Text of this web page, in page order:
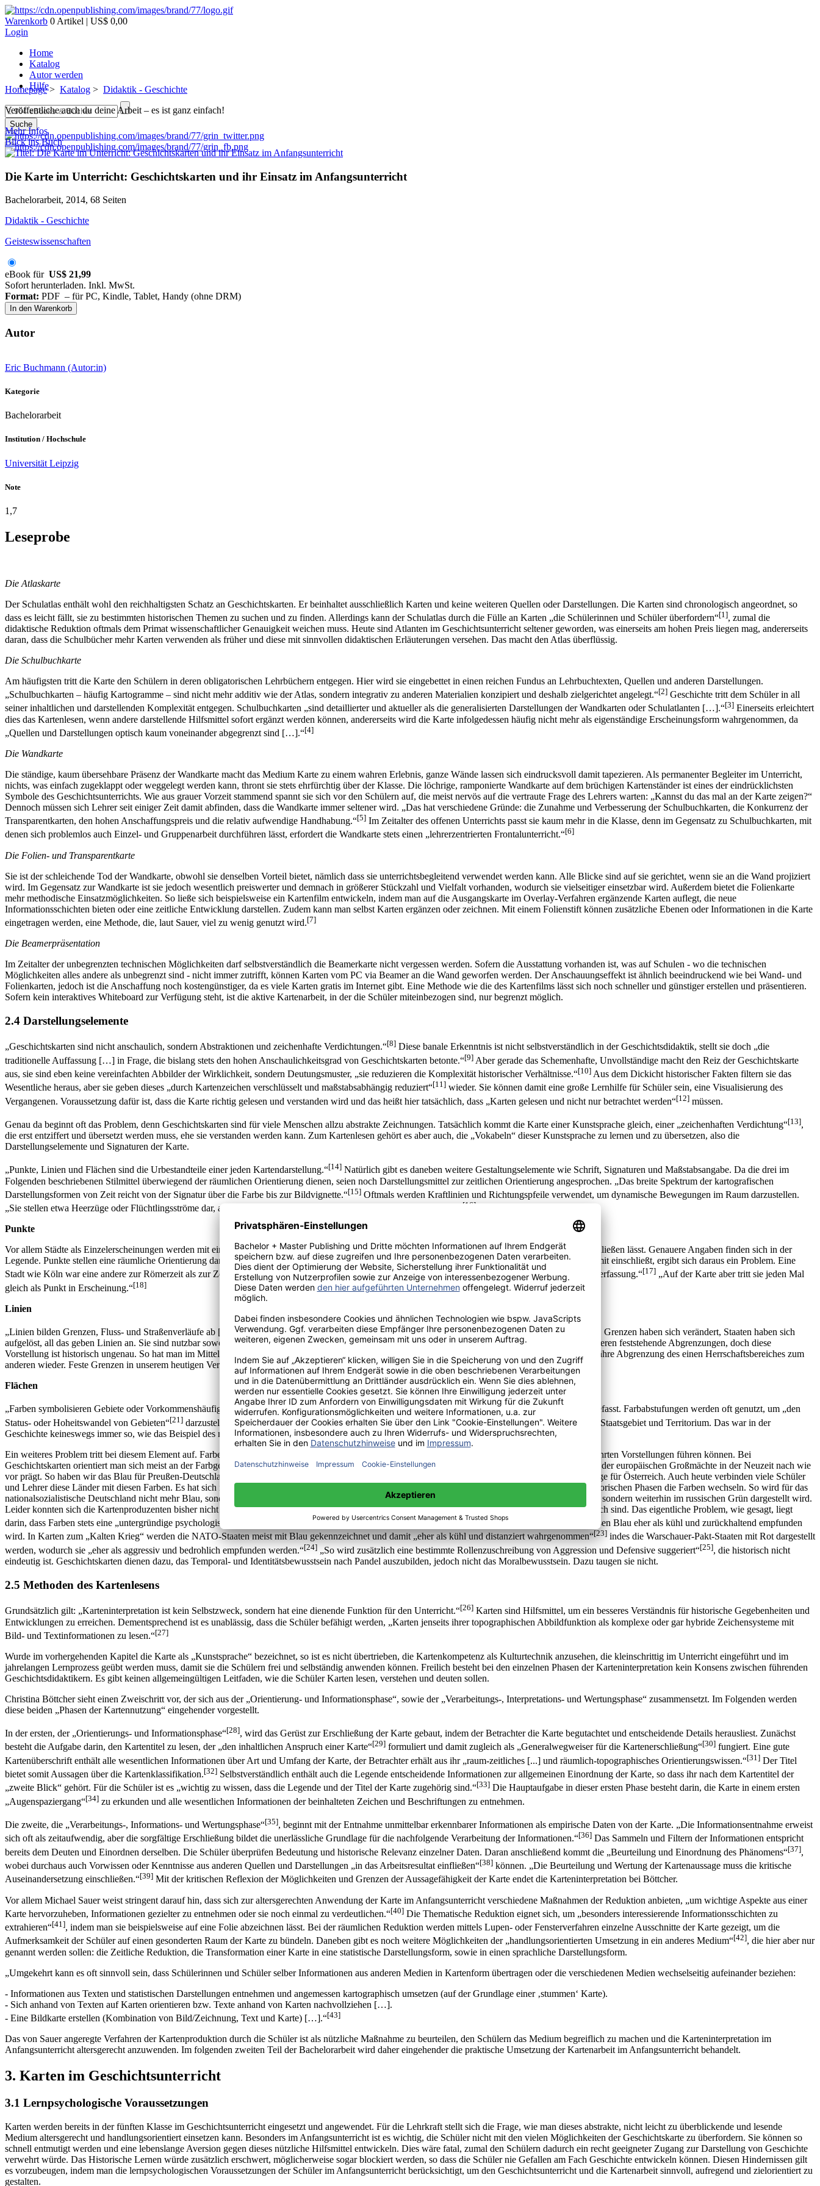
Warenkorb 0 Artikel | US$ 0,00
Login
Home
Katalog
Autor werden
Hilfe
Suche
Homepage> Katalog > Didaktik - Geschichte
Veröffentliche auch du deine Arbeit – es ist ganz einfach!
Mehr Infos
Blick ins Buch
Die Karte im Unterricht: Geschichtskarten und ihr Einsatz im Anfangsunterricht
Bachelorarbeit, 2014, 68 Seiten
Didaktik - Geschichte
Geisteswissenschaften
eBook für US$ 21,99
Sofort herunterladen. Inkl. MwSt.
Format: PDF – für PC, Kindle, Tablet, Handy (ohne DRM)
In den Warenkorb
Autor
Eric Buchmann (Autor:in)
Kategorie
Bachelorarbeit
Institution / Hochschule
Universität Leipzig
Note
1,7
Leseprobe
Die Atlaskarte
Der Schulatlas enthält wohl den reichhaltigsten Schatz an Geschichtskarten. Er beinhaltet ausschließlich Karten und keine weiteren Quellen oder Darstellungen. Die Karten sind chronologisch angeordnet, so
dass es leicht fällt, sie zu bestimmten historischen Themen zu suchen und zu finden. Allerdings kann der Schulatlas durch die Fülle an Karten „die Schülerinnen und Schüler überfordern“[1], zumal die
didaktische Reduktion oftmals dem Primat wissenschaftlicher Genauigkeit weichen muss. Heute sind Atlanten im Geschichtsunterricht seltener geworden, was einerseits am hohen Preis liegen mag, andererseits
daran, dass die Schulbücher mehr Karten verwenden als früher und diese mit sinnvollen didaktischen Erläuterungen versehen. Das macht den Atlas überflüssig.
Die Schulbuchkarte
Am häufigsten tritt die Karte den Schülern in deren obligatorischen Lehrbüchern entgegen. Hier wird sie eingebettet in einen reichen Fundus an Lehrbuchtexten, Quellen und anderen Darstellungen.
„Schulbuchkarten – häufig Kartogramme – sind nicht mehr additiv wie der Atlas, sondern integrativ zu anderen Materialien konzipiert und deshalb zielgerichtet angelegt.“[2] Geschichte tritt dem Schüler in all
seiner inhaltlichen und darstellenden Komplexität entgegen. Schulbuchkarten „sind detaillierter und aktueller als die generalisierten Darstellungen der Wandkarten oder Schulatlanten […].“[3] Einerseits erleichtert
dies das Kartenlesen, wenn andere darstellende Hilfsmittel sofort ergänzt werden können, andererseits wird die Karte infolgedessen häufig nicht mehr als eigenständige Erscheinungsform wahrgenommen, da
„Quellen und Darstellungen optisch kaum voneinander abgegrenzt sind […].“[4]
Die Wandkarte
Die ständige, kaum übersehbare Präsenz der Wandkarte macht das Medium Karte zu einem wahren Erlebnis, ganze Wände lassen sich eindrucksvoll damit tapezieren. Als permanenter Begleiter im Unterricht,
nichts, was einfach zugeklappt oder weggelegt werden kann, thront sie stets ehrfürchtig über der Klasse. Die löchrige, ramponierte Wandkarte auf dem brüchigen Kartenständer ist eines der eindrücklichsten
Symbole des Geschichtsunterrichts. Wie aus grauer Vorzeit stammend spannt sie sich vor den Schülern auf, die meist nervös auf die vertraute Frage des Lehrers warten: „Kannst du das mal an der Karte zeigen?“
Dennoch müssen sich Lehrer seit einiger Zeit damit abfinden, dass die Wandkarte immer seltener wird. „Das hat verschiedene Gründe: die Zunahme und Verbesserung der Schulbuchkarten, die Konkurrenz der
Transparentkarten, den hohen Anschaffungspreis und die relativ aufwendige Handhabung.“[5] Im Zeitalter des offenen Unterrichts passt sie kaum mehr in die Klasse, denn im Gegensatz zu Schulbuchkarten, mit
denen sich problemlos auch Einzel- und Gruppenarbeit durchführen lässt, erfordert die Wandkarte stets einen „lehrerzentrierten Frontalunterricht.“[6]
Die Folien- und Transparentkarte
Sie ist der schleichende Tod der Wandkarte, obwohl sie denselben Vorteil bietet, nämlich dass sie unterrichtsbegleitend verwendet werden kann. Alle Blicke sind auf sie gerichtet, wenn sie an die Wand projiziert
wird. Im Gegensatz zur Wandkarte ist sie jedoch wesentlich preiswerter und demnach in größerer Stückzahl und Vielfalt vorhanden, wodurch sie vielseitiger einsetzbar wird. Außerdem bietet die Folienkarte
mehr methodische Einsatzmöglichkeiten. So ließe sich beispielsweise ein Kartenfilm entwickeln, indem man auf die Ausgangskarte im Overlay-Verfahren ergänzende Karten auflegt, die neue
Informationsschichten bieten oder eine zeitliche Entwicklung darstellen. Zudem kann man selbst Karten ergänzen oder zeichnen. Mit einem Folienstift können zusätzliche Ebenen oder Informationen in die Karte
eingetragen werden, eine Methode, die, laut Sauer, viel zu wenig genutzt wird.[7]
Die Beamerpräsentation
Im Zeitalter der unbegrenzten technischen Möglichkeiten darf selbstverständlich die Beamerkarte nicht vergessen werden. Sofern die Ausstattung vorhanden ist, was auf Schulen - wo die technischen
Möglichkeiten alles andere als unbegrenzt sind - nicht immer zutrifft, können Karten vom PC via Beamer an die Wand geworfen werden. Der Anschauungseffekt ist ähnlich beeindruckend wie bei Wand- und
Folienkarten, jedoch ist die Anschaffung noch kostengünstiger, da es viele Karten gratis im Internet gibt. Eine Methode wie die des Kartenfilms lässt sich noch schneller und günstiger erstellen und präsentieren.
Sofern kein interaktives Whiteboard zur Verfügung steht, ist die aktive Kartenarbeit, in der die Schüler miteinbezogen sind, nur begrenzt möglich.
2.4 Darstellungselemente
„Geschichtskarten sind nicht anschaulich, sondern Abstraktionen und zeichenhafte Verdichtungen.“[8] Diese banale Erkenntnis ist nicht selbstverständlich in der Geschichtsdidaktik, stellt sie doch „die
traditionelle Auffassung […] in Frage, die bislang stets den hohen Anschaulichkeitsgrad von Geschichtskarten betonte.“[9] Aber gerade das Schemenhafte, Unvollständige macht den Reiz der Geschichtskarte
aus, sie sind eben keine vereinfachten Abbilder der Wirklichkeit, sondern Deutungsmuster, „sie reduzieren die Komplexität historischer Verhältnisse.“[10] Aus dem Dickicht historischer Fakten filtern sie das
Wesentliche heraus, aber sie geben dieses „durch Kartenzeichen verschlüsselt und maßstabsabhängig reduziert“[11] wieder. Sie können damit eine große Lernhilfe für Schüler sein, eine Visualisierung des
Vergangenen. Voraussetzung dafür ist, dass die Karte richtig gelesen und verstanden wird und das heißt hier tatsächlich, dass „Karten gelesen und nicht nur betrachtet werden“[12] müssen.
Genau da beginnt oft das Problem, denn Geschichtskarten sind für viele Menschen allzu abstrakte Zeichnungen. Tatsächlich kommt die Karte einer Kunstsprache gleich, einer „zeichenhaften Verdichtung“[13],
die erst entziffert und übersetzt werden muss, ehe sie verstanden werden kann. Zum Kartenlesen gehört es aber auch, die „Vokabeln“ dieser Kunstsprache zu lernen und zu übersetzen, also die
Darstellungselemente und Signaturen der Karte.
„Punkte, Linien und Flächen sind die Urbestandteile einer jeden Kartendarstellung.“[14] Natürlich gibt es daneben weitere Gestaltungselemente wie Schrift, Signaturen und Maßstabsangabe. Da die drei im
Folgenden beschriebenen Stilmittel überwiegend der räumlichen Orientierung dienen, seien noch Darstellungsmittel zur zeitlichen Orientierung angesprochen. „Das breite Spektrum der kartografischen
Darstellungsformen von Zeit reicht von der Signatur über die Farbe bis zur Bildvignette.“[15] Oftmals werden Kraftlinien und Richtungspfeile verwendet, um dynamische Bewegungen im Raum darzustellen.
„Sie stellen etwa Heerzüge oder Flüchtlingsströme dar, aber auch Einflüsse, also Bewegungen im übertragenen Sinne.“ [16]
Punkte
Vor allem Städte als Einzelerscheinungen werden mit einem Punkt dargestellt, wobei die Größe des Punktes meist Rückschlüsse auf die Einwohnerzahl schließen lässt. Genauere Angaben finden sich in der
Legende. Punkte stellen eine räumliche Orientierung dar, sie geben an, welche Stadt wo liegt. Für den Geschichtsunterricht, der die zeitliche Entwicklung mit einschließt, ergibt sich daraus ein Problem. Eine
Stadt wie Köln war eine andere zur Römerzeit als zur Zeit des Mittelalters oder der Industrialisierung „in Bezug auf Ausdehnung, Bevölkerungszahl und Verfassung.“[17] „Auf der Karte aber tritt sie jeden Mal
gleich als Punkt in Erscheinung.“[18]
Linien
„Linien bilden Grenzen, Fluss- und Straßenverläufe ab […].“[19]Anders als Punkte können sie schon eindeutiger historische Entwicklungen nachzeichnen. Grenzen haben sich verändert, Staaten haben sich
aufgelöst, all das geben Linien an. Sie sind nutzbar sowohl für die zeitliche wie räumliche Orientierung. Aber auch hier ist Vorsicht geboten: Linien suggerieren feststehende Abgrenzungen, doch diese
Vorstellung ist historisch ungenau. So hat man im Mittelalter nicht mit feststehenden Grenzen zutun. In Karten des Mittelalters geben Linien eher die ungefähre Abgrenzung des einen Herrschaftsbereiches zum
anderen wieder. Feste Grenzen in unserem heutigen Verständnis waren das nicht.
Flächen
„Farben symbolisieren Gebiete oder Vorkommenshäufigkeiten.“[20]Da Flächen meist farbig gestaltet sind, werden Flächen und Farben hier identisch aufgefasst. Farbabstufungen werden oft genutzt, um „den
Status- oder Hoheitswandel von Gebieten“[21] darzustellen. Doch auch hier ergibt sich das Problem, dass Flächen suggerieren, es gebe ein klar umrissenes Staatsgebiet und Territorium. Das war in der
Geschichte keineswegs immer so, wie das Beispiel des mittelalterlichen Personenverbandsstaates zeigt.
Ein weiteres Problem tritt bei diesem Element auf. Farben lösen stets bewusst oder unbewusst Emotionen aus, die bei der Betrachtung einer Karte zu verkehrten Vorstellungen führen können. Bei
Geschichtskarten orientiert man sich meist an der Farbgebung des Putzgers, eines alten, heute nicht mehr gebräuchlichen Schulatlas, der die Farbgestaltung der europäischen Großmächte in der Neuzeit nach wie
vor prägt. So haben wir das Blau für Preußen-Deutschland, Lila für Frankreich, Grün für Russland und Ocker für England, nicht zu verwechseln mit Orange für Österreich. Auch heute verbinden viele Schüler
und Lehrer diese Länder mit diesen Farben. Es hat sich in unsere Gedächtniskarten, unsere „Mental Maps“, eingebrannt. Natürlich können in manchen historischen Phasen die Farben wechseln. So wird für das
nationalsozialistische Deutschland nicht mehr Blau, sondern das charakteristische Braun verwendet, währenddessen die Sowjetunion aber keineswegs Rot, sondern weiterhin im russischen Grün dargestellt wird.
Leider konnten sich die Kartenproduzenten bisher nicht auf eine einheitliche Farbgebung einigen, so dass farbliche Unterschiede von Karte zu Karte möglich sind. Das eigentliche Problem, wie gesagt, liegt
darin, dass Farben stets eine „untergründige psychologische Wirkung“
ausüben. Meist wird Rot als warm, aber aggressiv wahrgenommen, währenddessen Blau eher als kühl und zurückhaltend empfunden
wird. In Karten zum „Kalten Krieg“ werden die NATO-Staaten meist mit Blau gekennzeichnet und damit „eher als kühl und distanziert wahrgenommen“[23] indes die Warschauer-Pakt-Staaten mit Rot dargestellt
werden, wodurch sie „eher als aggressiv und bedrohlich empfunden werden.“[24] „So wird zusätzlich eine bestimmte Rollenzuschreibung von Aggression und Defensive suggeriert“[25], die historisch nicht
eindeutig ist. Geschichtskarten dienen dazu, das Temporal- und Identitätsbewusstsein nach Pandel auszubilden, jedoch nicht das Moralbewusstsein. Dazu taugen sie nicht.
2.5 Methoden des Kartenlesens
Grundsätzlich gilt: „Karteninterpretation ist kein Selbstzweck, sondern hat eine dienende Funktion für den Unterricht.“[26] Karten sind Hilfsmittel, um ein besseres Verständnis für historische Gegebenheiten und
Entwicklungen zu erreichen. Dementsprechend ist es unablässig, dass die Schüler befähigt werden, „Karten jenseits ihrer topographischen Abbildfunktion als komplexe oder gar hybride Zeichensysteme mit
Bild- und Textinformationen zu lesen.“[27]
Wurde im vorhergehenden Kapitel die Karte als „Kunstsprache“ bezeichnet, so ist es nicht übertrieben, die Kartenkompetenz als Kulturtechnik anzusehen, die kleinschrittig im Unterricht eingeführt und im
jahrelangen Lernprozess geübt werden muss, damit sie die Schülern frei und selbständig anwenden können. Freilich besteht bei den einzelnen Phasen der Karteninterpretation kein Konsens zwischen führenden
Geschichtsdidaktikern. Es gibt keinen allgemeingültigen Leitfaden, wie die Schüler Karten lesen, verstehen und deuten sollen.
Christina Böttcher sieht einen Zweischritt vor, der sich aus der „Orientierung- und Informationsphase“, sowie der „Verarbeitungs-, Interpretations- und Wertungsphase“ zusammensetzt. Im Folgenden werden
diese beiden „Phasen der Kartennutzung“ eingehender vorgestellt.
In der ersten, der „Orientierungs- und Informationsphase“[28], wird das Gerüst zur Erschließung der Karte gebaut, indem der Betrachter die Karte begutachtet und entscheidende Details herausliest. Zunächst
besteht die Aufgabe darin, den Kartentitel zu lesen, der „den inhaltlichen Anspruch einer Karte“[29] formuliert und damit zugleich als „Generalwegweiser für die Kartenerschließung“[30] fungiert. Eine gute
Kartenüberschrift enthält alle wesentlichen Informationen über Art und Umfang der Karte, der Betrachter erhält aus ihr „raum-zeitliches [...] und räumlich-topographisches Orientierungswissen.“[31] Der Titel
bietet somit Aussagen über die Kartenklassifikation.[32] Selbstverständlich enthält auch die Legende entscheidende Informationen zur allgemeinen Einordnung der Karte, so dass ihr nach dem Kartentitel der
„zweite Blick“ gehört. Für die Schüler ist es „wichtig zu wissen, dass die Legende und der Titel der Karte zugehörig sind.“[33] Die Hauptaufgabe in dieser ersten Phase besteht darin, die Karte in einem ersten
„Augenspaziergang“[34] zu erkunden und alle wesentlichen Informationen der beinhalteten Zeichen und Beschriftungen zu entnehmen.
Die zweite, die „Verarbeitungs-, Informations- und Wertungsphase“[35], beginnt mit der Entnahme unmittelbar erkennbarer Informationen als empirische Daten von der Karte. „Die Informationsentnahme erweist
sich oft als zeitaufwendig, aber die sorgfältige Erschließung bildet die unerlässliche Grundlage für die nachfolgende Verarbeitung der Informationen.“[36] Das Sammeln und Filtern der Informationen entspricht
bereits dem Deuten und Einordnen derselben. Die Schüler überprüfen Bedeutung und historische Relevanz einzelner Daten. Daran anschließend kommt die „Beurteilung und Einordnung des Phänomens“[37],
wobei durchaus auch Vorwissen oder Kenntnisse aus anderen Quellen und Darstellungen „in das Arbeitsresultat einfließen“[38] können. „Die Beurteilung und Wertung der Kartenaussage muss die kritische
Auseinandersetzung einschließen.“[39] Mit der kritischen Reflexion der Möglichkeiten und Grenzen der Aussagefähigkeit der Karte endet die Karteninterpretation bei Böttcher.
Vor allem Michael Sauer weist stringent darauf hin, dass sich zur altersgerechten Anwendung der Karte im Anfangsunterricht verschiedene Maßnahmen der Reduktion anbieten, „um wichtige Aspekte aus einer
Karte hervorzuheben, Informationen gezielter zu entnehmen oder sie noch einmal zu verdeutlichen.“[40] Die Thematische Reduktion eignet sich, um „besonders interessierende Informationsschichten zu
extrahieren“[41], indem man sie beispielsweise auf eine Folie abzeichnen lässt. Bei der räumlichen Reduktion werden mittels Lupen- oder Fensterverfahren einzelne Ausschnitte der Karte gezeigt, um die
Aufmerksamkeit der Schüler auf einen gesonderten Raum der Karte zu bündeln. Daneben gibt es noch weitere Möglichkeiten der „handlungsorientierten Umsetzung in ein anderes Medium“[42], die hier aber nur
genannt werden sollen: die Zeitliche Reduktion, die Transformation einer Karte in eine statistische Darstellungsform, sowie in einen sprachliche Darstellungsform.
„Umgekehrt kann es oft sinnvoll sein, dass Schülerinnen und Schüler selber Informationen aus anderen Medien in Kartenform übertragen oder die verschiedenen Medien wechselseitig aufeinander beziehen:
- Informationen aus Texten und statistischen Darstellungen entnehmen und angemessen kartographisch umsetzen (auf der Grundlage einer ‚stummen‘ Karte).
- Sich anhand von Texten auf Karten orientieren bzw. Texte anhand von Karten nachvollziehen […].
- Eine Bildkarte erstellen (Kombination von Bild/Zeichnung, Text und Karte) […].“[43]
Das von Sauer angeregte Verfahren der Kartenproduktion durch die Schüler ist als nützliche Maßnahme zu beurteilen, den Schülern das Medium begreiflich zu machen und die Karteninterpretation im
Anfangsunterricht altersgerecht anzuwenden. Im folgenden zweiten Teil der Bachelorarbeit wird daher eingehender die praktische Umsetzung der Kartenarbeit im Anfangsunterricht behandelt.
3. Karten im Geschichtsunterricht
3.1 Lernpsychologische Voraussetzungen
Karten werden bereits in der fünften Klasse im Geschichtsunterricht eingesetzt und angewendet. Für die Lehrkraft stellt sich die Frage, wie man dieses abstrakte, nicht leicht zu überblickende und lesende
Medium altersgerecht und handlungsorientiert einsetzen kann. Besonders im Anfangsunterricht ist es wichtig, die Schüler nicht mit den vielen Möglichkeiten der Geschichtskarte zu überfordern. Sie können so
schnell entmutigt werden und eine lebenslange Aversion gegen dieses nützliche Hilfsmittel entwickeln. Dies wäre fatal, zumal den Schülern dadurch ein recht geeigneter Zugang zur Darstellung von Geschichte
verwehrt würde. Das Historische Lernen würde zusätzlich erschwert, möglicherweise sogar blockiert werden, so dass die Schüler nie Gefallen am Fach Geschichte entwickeln können. Diesen Hindernissen gilt
es vorzubeugen, indem man die lernpsychologischen Voraussetzungen der Schüler im Anfangsunterricht berücksichtigt, um den Geschichtsunterricht und die Kartenarbeit sinnvoll, aufregend und zielorientiert zu
gestalten.